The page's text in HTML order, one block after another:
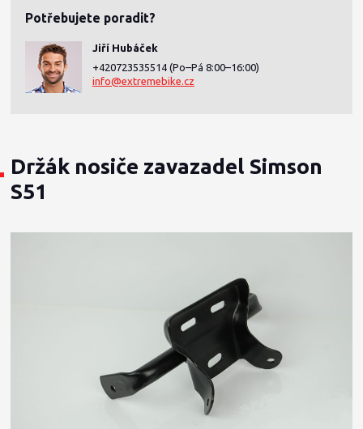
Potřebujete poradit?
Jiří Hubáček
+420723535514 (Po–Pá 8:00–16:00)
info@extremebike.cz
Držák nosiče zavazadel Simson
S51